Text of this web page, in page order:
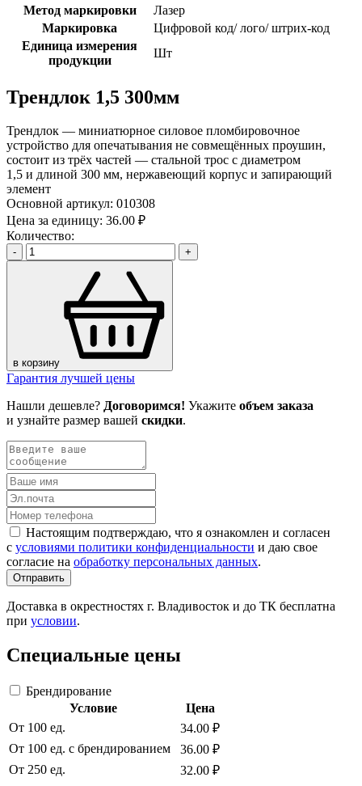
Метод маркировки
Лазер
Маркировка
Цифровой код/ лого/ штрих-код
Единица измерения
продукции
Шт
Трендлок 1,5 300мм
Трендлок — миниатюрное силовое пломбировочное
устройство для опечатывания не совмещённых проушин,
состоит из трёх частей — стальной трос с диаметром
1,5 и длиной 300 мм, нержавеющий корпус и запирающий
элемент
Основной артикул: 010308
Цена за единицу: 36.00 ₽
Количество:
- +
в корзину
Гарантия лучшей цены
Нашли дешевле? Договоримся! Укажите объем заказа
и узнайте размер вашей скидки.
Настоящим подтверждаю, что я ознакомлен и согласен
с условиями политики конфиденциальности и даю свое
согласие на обработку персональных данных.
Отправить
Доставка в окрестностях г. Владивосток и до ТК бесплатна
при условии.
Специальные цены
Брендирование
Условие
Цена
От 100 ед.
34.00 ₽
От 100 ед. с брендированием
36.00 ₽
От 250 ед.
32.00 ₽